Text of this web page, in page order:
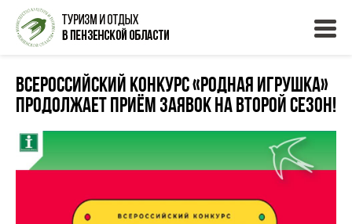
Всероссийский конкурс «Родная игрушка»
продолжает приём заявок на второй сезон!